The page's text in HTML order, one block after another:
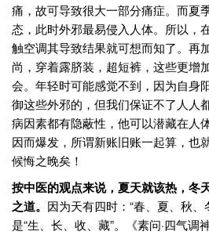
痛，故可导致很大一部分痛症。而夏
态，此时外邪最易侵入人体。所以，
触空调其导致结果就可想而知了。再
尚，穿着露脐装，超短裤，这些更增
会。年轻时可能感觉不到，因为自身
御这些外邪的，但我们保证不了人人
病因素都有隐蔽性，他可以潜藏在人
因而爆发，所谓新账旧账一起算，也
候悔之晚矣！
按中医的观点来说，夏天就该热，冬
之道。 因为天有四时：“春、夏、秋
是“生、长、收、藏”。《素问·四气调